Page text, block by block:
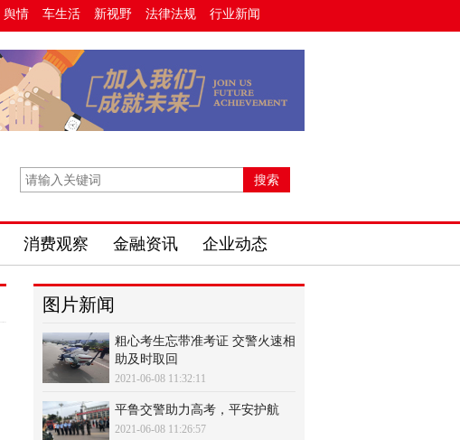
舆情 车生活 新视野 法律法规 行业新闻
消费观察 金融资讯 企业动态
图片新闻
粗心考生忘带准考证 交警火速相
助及时取回
2021-06-08 11:32:11
平鲁交警助力高考，平安护航
2021-06-08 11:26:57